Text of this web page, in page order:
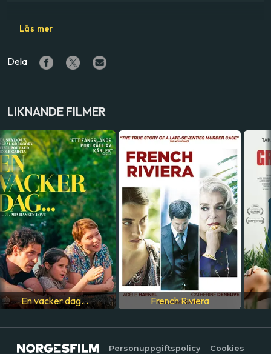
Drama
REGISSÖR
Ariane Labed,Melvil Poupaud
Pascal Tagnati,Jean-Louis Coulloc'h
LAND
Frankrike
SPRÅK
Franska
Läs mer
Dela
LIKNANDE FILMER
En vacker dag... French Riviera
Personuppgiftspolicy Cookies